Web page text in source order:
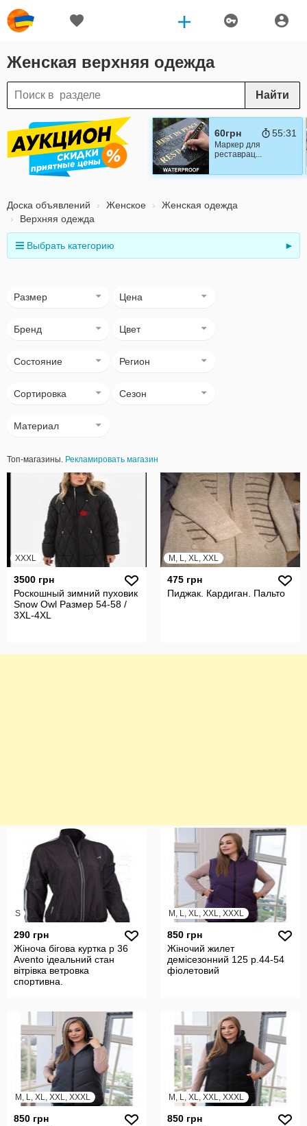
Женская верхняя одежда
Найти
60грн 55:30
Маркер для
реставрац...
Доска объявлений Женское
Женская одежда
Верхняя одежда
Выбрать категорию ►
Размер Цена
Бренд Цвет
Состояние Регион
Сортировка Сезон
Материал
Топ-магазины. Рекламировать магазин
XXXL
3500 грн
Роскошный зимний пуховик
Snow Owl Размер 54-58 /
3XL-4XL
M, L, XL, XXL
475 грн
Пиджак. Кардиган. Пальто
S
290 грн
Жіноча бігова куртка р 36
Avento ідеальний стан
вітрівка ветровка
спортивна.
M, L, XL, XXL, XXXL
850 грн
Жіночий жилет
демісезонний 125 р.44-54
фіолетовий
M, L, XL, XXL, XXXL
850 грн
M, L, XL, XXL, XXXL
850 грн